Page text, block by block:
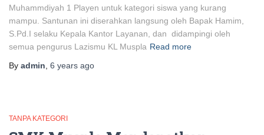
Muhammdiyah 1 Playen untuk kategori siswa yang kurang
mampu. Santunan ini diserahkan langsung oleh Bapak Hamim,
S.Pd.I selaku Kepala Kantor Layanan, dan didampingi oleh
semua pengurus Lazismu KL Muspla Read more
By admin 6 years ago
TANPA KATEGORI